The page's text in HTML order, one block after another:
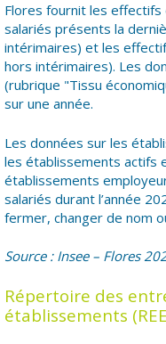
Flores fournit les effectifs
salariés présents la
intérimaires) et les
hors intérimaires). Les
(rubrique "Tissu
sur une année.
Les données sur les
les établissements actifs
établissements
salariés durant l’année
fermer, changer de nom
Source : Insee – Flores
Répertoire des
établissements